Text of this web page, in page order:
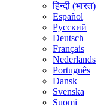
हिन्दी (भारत)
Español
Русский
Deutsch
Français
Nederlands
Português
Dansk
Svenska
Suomi